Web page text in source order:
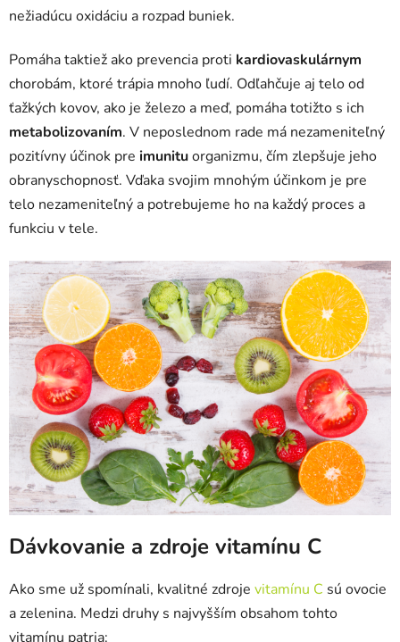
nežiadúcu oxidáciu a rozpad buniek.
Pomáha taktiež ako prevencia proti kardiovaskulárnym
chorobám, ktoré trápia mnoho ľudí. Odľahčuje aj telo od
ťažkých kovov, ako je železo a meď, pomáha totižto s ich
metabolizovaním. V neposlednom rade má nezameniteľný
pozitívny účinok pre imunituorganizmu, čím zlepšuje jeho
obranyschopnosť. Vďaka svojim mnohým účinkom je pre
telo nezameniteľný a potrebujeme ho na každý proces a
funkciu v tele.
Dávkovanie a zdroje vitamínu C
Ako sme už spomínali, kvalitné zdroje vitamínu C sú ovocie
a zelenina. Medzi druhy s najvyšším obsahom tohto
vitamínu patria: